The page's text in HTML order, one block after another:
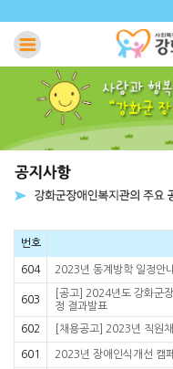
번호
604 2023년 동계방학 일정안내
603
[공고] 2024년도 강화군
정 결과발표
602 [채용공고] 2023년 직원
601 2023년 장애인식개선 캠